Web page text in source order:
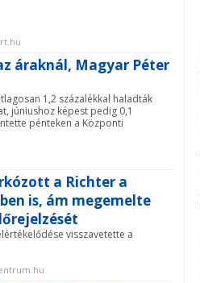
áraknál, Magyar Péter
1,2 százalékkal haladták
júniushoz képest pedig 0,1
pénteken a Központi
a Richter a
is, ám megemelte
visszavetette a